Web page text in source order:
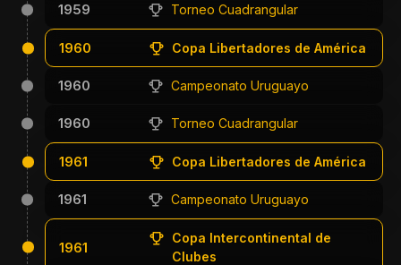
1959 Torneo Cuadrangular
1960 Copa Libertadores de América
1960 Campeonato Uruguayo
1960 Torneo Cuadrangular
1961 Copa Libertadores de América
1961 Campeonato Uruguayo
1961
Copa Intercontinental de
Clubes